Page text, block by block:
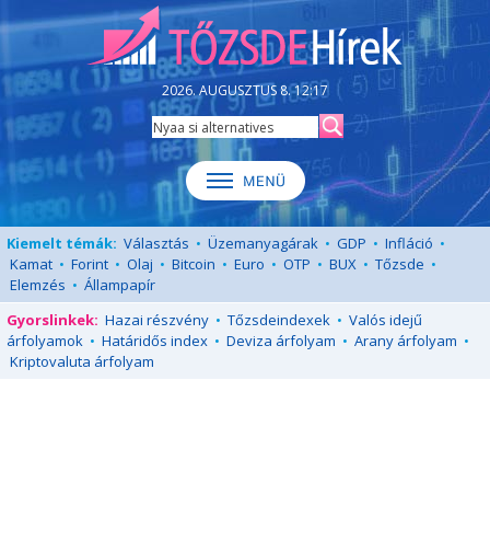
2026. AUGUSZTUS 8. 12:17
Kiemelt témák: Választás • Üzemanyagárak • GDP • Infláció •
Kamat • Forint • Olaj • Bitcoin • Euro • OTP • BUX • Tőzsde •
Elemzés • Állampapír
Gyorslinkek: Hazai részvény • Tőzsdeindexek • Valós idejű
árfolyamok • Határidős index • Deviza árfolyam • Arany árfolyam •
Kriptovaluta árfolyam